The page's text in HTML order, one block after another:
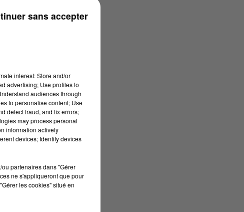
interest: Store and/or
advertising; Use profiles to
audiences through
to personalise content; Use
detect fraud, and fix errors;
may process personal
information actively
devices; Identify devices
partenaires dans "Gérer
ne s'appliqueront que pour
les cookies" situé en
sans accepter